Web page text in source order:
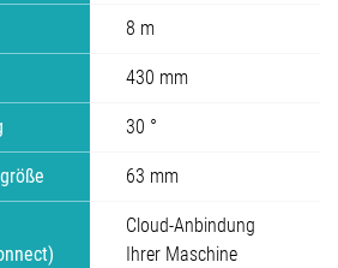
8 m
430 mm
30 °
63 mm
Cloud-Anbindung
Ihrer Maschine